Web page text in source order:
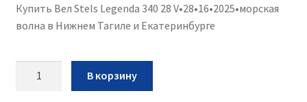
Купить Вел Stels Legenda 340 28 V•28•16•2025•морская
волна в Нижнем Тагиле и Екатеринбурге
В корзину